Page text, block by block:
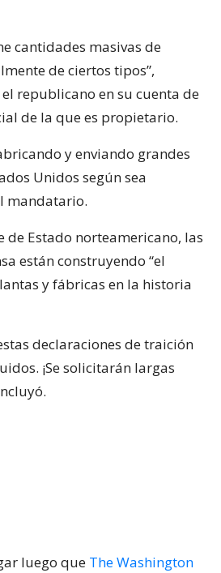
cantidades masivas de
de ciertos tipos”,
republicano en su cuenta de
de la que es propietario.
y enviando grandes
Unidos según sea
mandatario.
de Estado norteamericano, las
están construyendo “el
y fábricas en la historia
declaraciones de traición
¡Se solicitarán largas
luego que The Washington